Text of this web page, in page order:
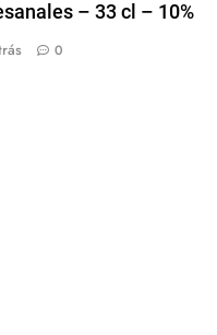
– 33 cl – 10%
0